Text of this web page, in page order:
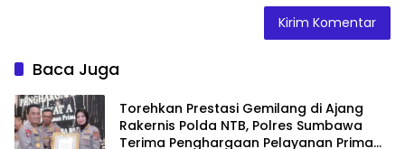
Baca Juga
Torehkan Prestasi Gemilang di Ajang
Rakernis Polda NTB, Polres Sumbawa
Terima Penghargaan Pelayanan Prima